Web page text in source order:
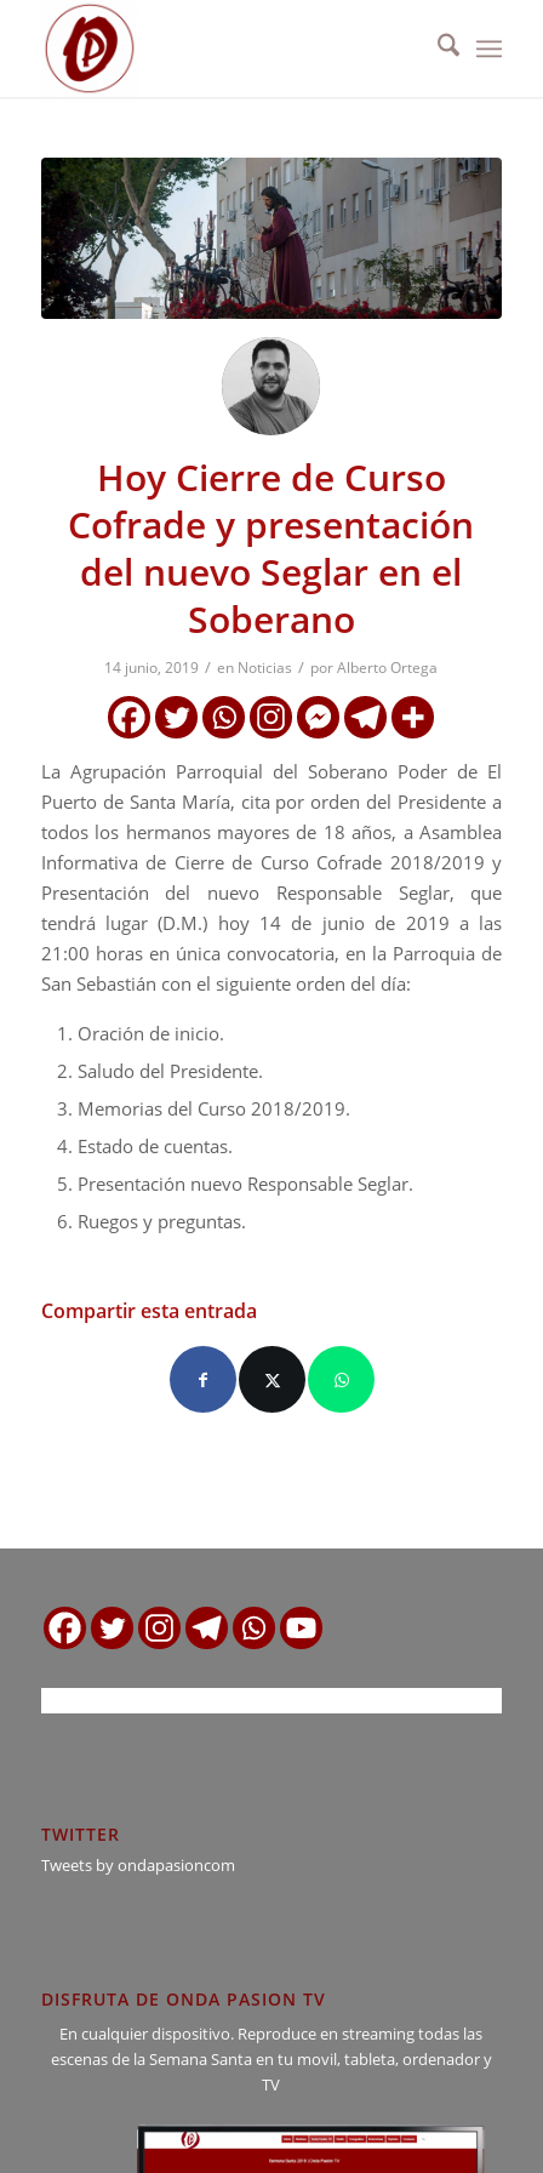
Hoy Cierre de Curso
Cofrade y presentación
del nuevo Seglar en el
Soberano
14 junio, 2019 / en Noticias / porAlberto Ortega
La Agrupación Parroquial del Soberano Poder de El
Puerto de Santa María, cita por orden del Presidente a
todos los hermanos mayores de 18 años, a Asamblea
Informativa de Cierre de Curso Cofrade 2018/2019 y
Presentación del nuevo Responsable Seglar, que
tendrá lugar (D.M.) hoy 14 de junio de 2019 a las
21:00 horas en única convocatoria, en la Parroquia de
San Sebastián con el siguiente orden del día:
Oración de inicio.
Saludo del Presidente.
Memorias del Curso 2018/2019.
Estado de cuentas.
Presentación nuevo Responsable Seglar.
Ruegos y preguntas.
Compartir esta entrada
TWITTER
Tweets by ondapasioncom
DISFRUTA DE ONDA PASION TV
En cualquier dispositivo. Reproduce en streaming todas las
escenas de la Semana Santa en tu movil, tableta, ordenador y
TV